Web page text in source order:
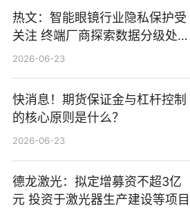
热文：智能眼镜行业隐私保护受
关注 终端厂商探索数据分级处理
等方案
2026-06-23
快消息！期货保证金与杠杆控制
的核心原则是什么？
2026-06-23
德龙激光：拟定增募资不超3亿
元 投资于激光器生产建设等项目